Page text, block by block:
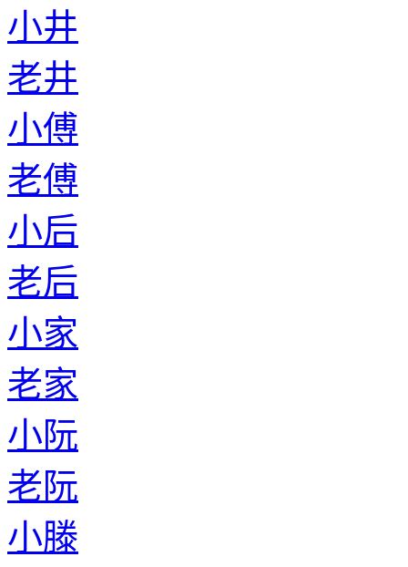
小井
老井
小傅
老傅
小后
老后
小家
老家
小阮
老阮
小滕